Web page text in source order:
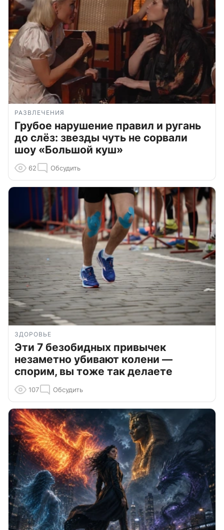
РАЗВЛЕЧЕНИЯ
Грубое нарушение правил и ругань
до слёз: звезды чуть не сорвали
шоу «Большой куш»
62 Обсудить
ЗДОРОВЬЕ
Эти 7 безобидных привычек
незаметно убивают колени —
спорим, вы тоже так делаете
107 Обсудить